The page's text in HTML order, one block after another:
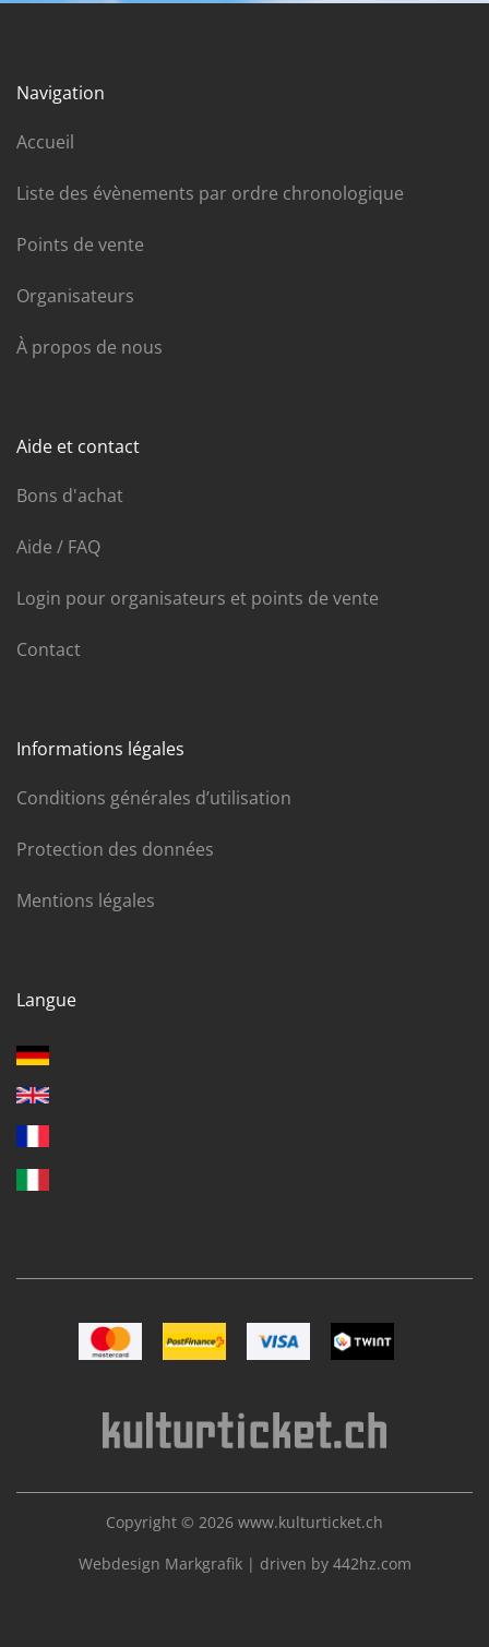
Navigation
Accueil
Liste des évènements par ordre chronologique
Points de vente
Organisateurs
À propos de nous
Aide et contact
Bons d'achat
Aide / FAQ
Login pour organisateurs et points de vente
Contact
Informations légales
Conditions générales d’utilisation
Protection des données
Mentions légales
Langue
Image MastercardImage Postfinance
Image VISAImage TWINT
Copyright © 2026 www.kulturticket.ch
Webdesign Markgrafik | driven by 442hz.com